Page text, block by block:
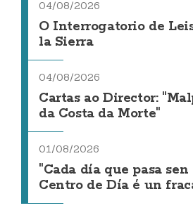
04/08/2026
O Interrogatorio de Leis
la Sierra
04/08/2026
Cartas ao Director:
da Costa da Morte"
01/08/2026
"Cada día que pasa
Centro de Día é un